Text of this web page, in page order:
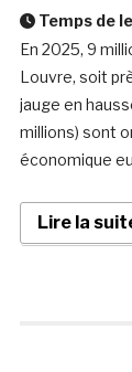
Temps de
En 2025, 9
Louvre, soit
jauge en
millions) sont
économique
Lire la